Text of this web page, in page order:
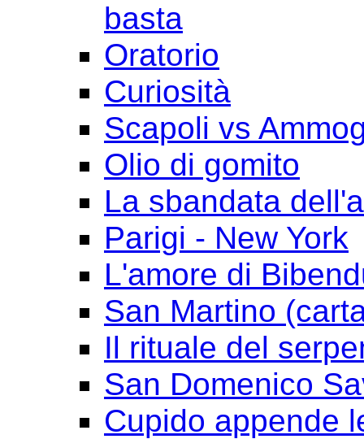
basta
Oratorio
Curiosità
Scapoli vs
Olio di gomito
La sbandata
Parigi - New York
L'amore di
San Martino
Il rituale del
San Domenico
Cupido appende